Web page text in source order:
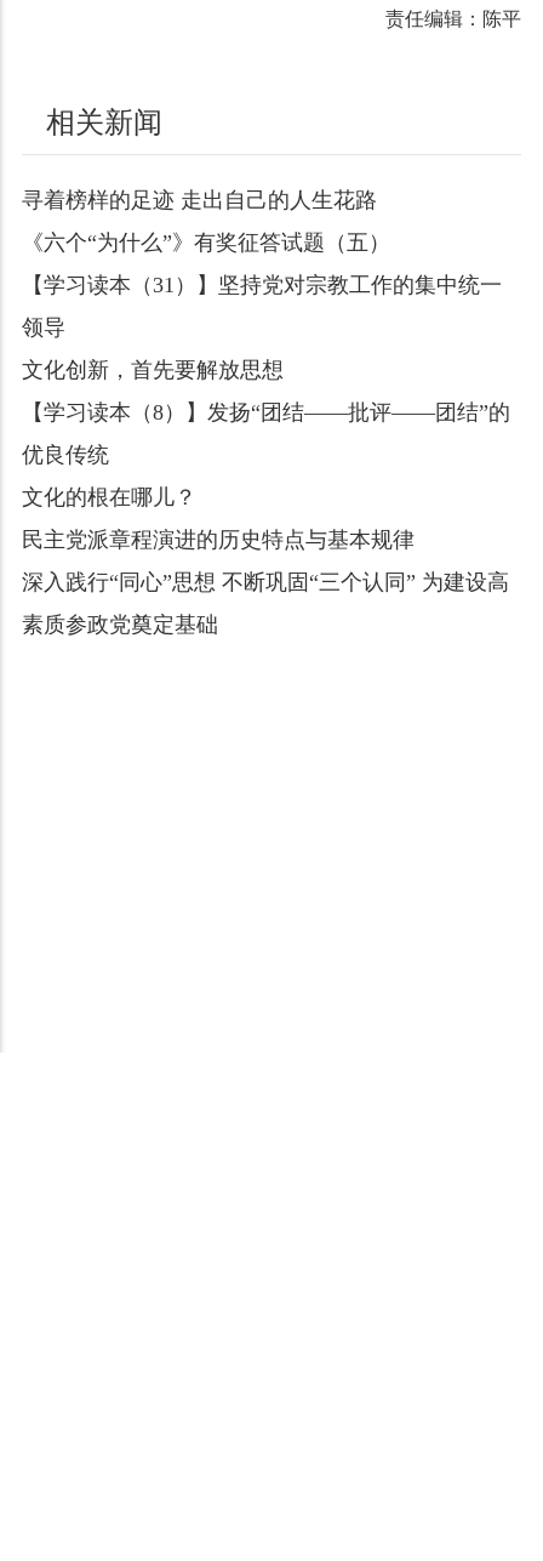
责任编辑：陈平
相关新闻
寻着榜样的足迹 走出自己的人生花路
《六个“为什么”》有奖征答试题（五）
【学习读本（31）】坚持党对宗教工作的集中统一
领导
文化创新，首先要解放思想
【学习读本（8）】发扬“团结——批评——团结”的
优良传统
文化的根在哪儿？
民主党派章程演进的历史特点与基本规律
深入践行“同心”思想 不断巩固“三个认同” 为建设高
素质参政党奠定基础